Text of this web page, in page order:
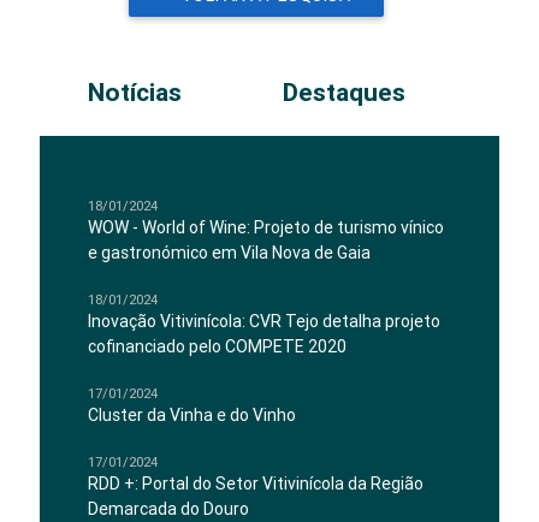
Notícias Destaques
18/01/2024
WOW - World of Wine: Projeto de turismo vínico
e gastronómico em Vila Nova de Gaia
18/01/2024
Inovação Vitivinícola: CVR Tejo detalha projeto
cofinanciado pelo COMPETE 2020
17/01/2024
Cluster da Vinha e do Vinho
17/01/2024
RDD +: Portal do Setor Vitivinícola da Região
Demarcada do Douro